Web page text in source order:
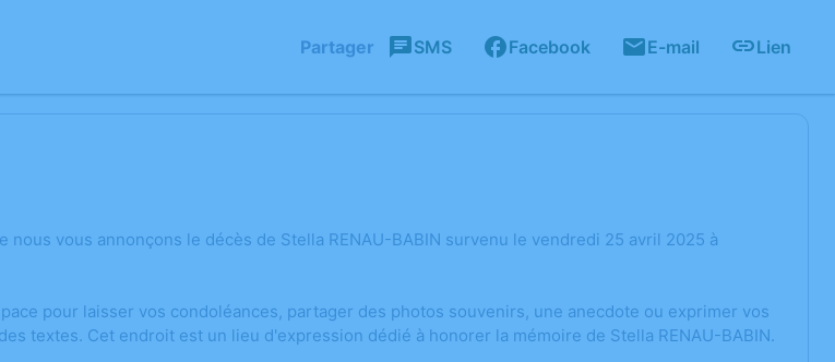
Partager SMS Facebook E-mail Lien
nous vous annonçons le décès de Stella RENAU-BABIN survenu le vendredi 25 avril 2025 à
pour laisser vos condoléances, partager des photos souvenirs, une anecdote ou exprimer vos
textes. Cet endroit est un lieu d'expression dédié à honorer la mémoire de Stella RENAU-BABIN.